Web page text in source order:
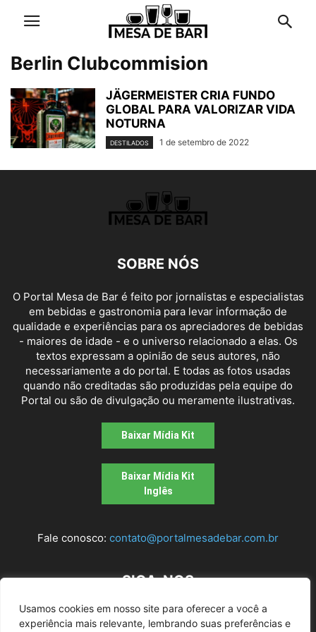
Usamos cookies em nosso site para oferecer a você a
experiência mais relevante, lembrando suas preferências e
Berlin Clubcommision
JÄGERMEISTER CRIA FUNDO
GLOBAL PARA VALORIZAR VIDA
NOTURNA
DESTILADOS 1 de setembro de 2022
SOBRE NÓS
O Portal Mesa de Bar é feito por jornalistas e especialistas
em bebidas e gastronomia para levar informação de
qualidade e experiências para os apreciadores de bebidas
- maiores de idade - e o universo relacionado a elas. Os
textos expressam a opinião de seus autores, não
necessariamente a do portal. E todas as fotos usadas
quando não creditadas são produzidas pela equipe do
Portal ou são de divulgação ou meramente ilustrativas.
Baixar Mídia Kit
Baixar Mídia Kit
Inglês
Fale conosco: contato@portalmesadebar.com.br
SIGA-NOS